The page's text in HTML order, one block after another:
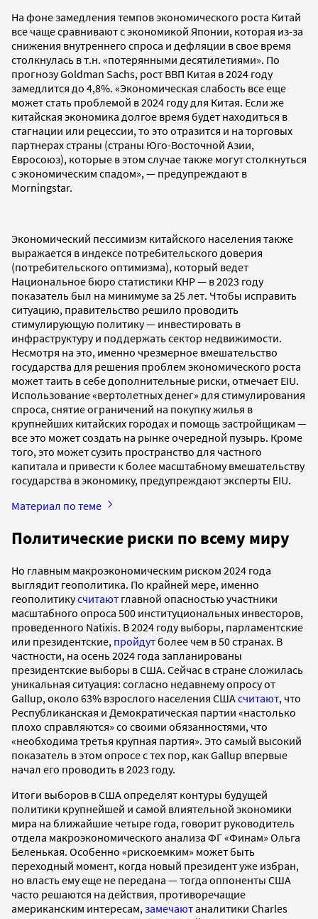
На фоне замедления темпов экономического роста Китай
все чаще сравнивают с экономикой Японии, которая из-за
снижения внутреннего спроса и дефляции в свое время
столкнулась в т.н. «потерянными десятилетиями». По
прогнозу Goldman Sachs, рост ВВП Китая в 2024 году
замедлится до 4,8%. «Экономическая слабость все еще
может стать проблемой в 2024 году для Китая. Если же
китайская экономика долгое время будет находиться в
стагнации или рецессии, то это отразится и на торговых
партнерах страны (страны Юго-Восточной Азии,
Евросоюз), которые в этом случае также могут столкнуться
с экономическим спадом», — предупреждают в
Morningstar.
Экономический пессимизм китайского населения также
выражается в индексе потребительского доверия
(потребительского оптимизма), который ведет
Национальное бюро статистики КНР — в 2023 году
показатель был на минимуме за 25 лет. Чтобы исправить
ситуацию, правительство решило проводить
стимулирующую политику — инвестировать в
инфраструктуру и поддержать сектор недвижимости.
Несмотря на это, именно чрезмерное вмешательство
государства для решения проблем экономического роста
может таить в себе дополнительные риски, отмечает EIU.
Использование «вертолетных денег» для стимулирования
спроса, снятие ограничений на покупку жилья в
крупнейших китайских городах и помощь застройщикам —
все это может создать на рынке очередной пузырь. Кроме
того, это может сузить пространство для частного
капитала и привести к более масштабному вмешательству
государства в экономику, предупреждают эксперты EIU.
Материал по теме
Политические риски по всему миру
Но главным макроэкономическим риском 2024 года
выглядит геополитика. По крайней мере, именно
геополитикусчитают главной опасностью участники
масштабного опроса 500 институциональных инвесторов,
проведенного Natixis. В 2024 году выборы, парламентские
или президентские, пройдутболее чем в 50 странах. В
частности, на осень 2024 года запланированы
президентские выборы в США. Сейчас в стране сложилась
уникальная ситуация: согласно недавнему опросу от
Gallup, около 63% взрослого населения СШАсчитают, что
Республиканская и Демократическая партии «настолько
плохо справляются» со своими обязанностями, что
«необходима третья крупная партия». Это самый высокий
показатель в этом опросе с тех пор, как Gallup впервые
начал его проводить в 2023 году.
Итоги выборов в США определят контуры будущей
политики крупнейшей и самой влиятельной экономики
мира на ближайшие четыре года, говорит руководитель
отдела макроэкономического анализа ФГ «Финам» Ольга
Беленькая. Особенно «рискоемким» может быть
переходный момент, когда новый президент уже избран,
но власть ему еще не передана — тогда оппоненты США
часто решаются на действия, противоречащие
американским интересам,замечаютаналитики Charles